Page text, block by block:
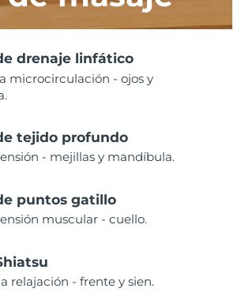
drenaje linfático
microcirculación - ojos y
tejido profundo
- mejillas y mandíbula.
puntos gatillo
muscular - cuello.
relajación - frente y sien.